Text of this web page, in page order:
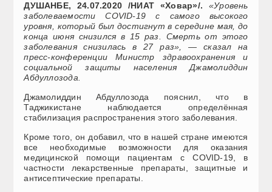
ДУШАНБЕ, 24.07.2020 /НИАТ «Ховар»/.
«Уровень
заболеваемости COVID-19 с самого высокого
уровня, который был достигнут в середине мая, до
конца июня снизился в 15 раз. Смерть от этого
заболевания снизилась в 27 раз», — сказал на
пресс-конференции Министр здравоохранения и
социальной защиты населения Джамолиддин
Абдуллозода.
Джамолиддин Абдуллозода пояснил, что в
Таджикистане наблюдается определённая
стабилизация распространения этого заболевания.
Кроме того, он добавил, что в нашей стране имеются
все необходимые возможности для оказания
медицинской помощи пациентам с COVID-19, в
частности лекарственные препараты, защитные и
антисептические препараты.